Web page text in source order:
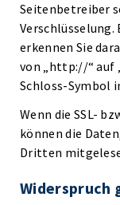
Seitenbetreiber
Verschlüsselung.
erkennen Sie
von „http://“ auf
Schloss-Symbol
Wenn die SSL-
können die
Dritten
Widerspruch